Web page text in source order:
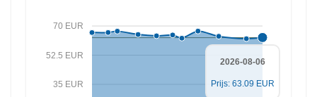
35 EUR
52.5 EUR
70 EUR
2026-08-06
Prijs: 63.09 EUR